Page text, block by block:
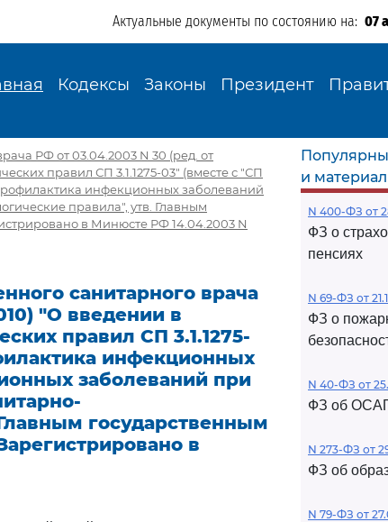
Актуальные документы по состоянию на: 07
Кодексы Законы Президент
РФ от 03.04.2003 N 30 (ред. от
правил СП 3.1.1275-03" (вместе с "СП
инфекционных заболеваний
правила", утв. Главным
в Минюсте РФ 14.04.2003 N
санитарного врача
"О введении в
правил СП 3.1.1275-
инфекционных
заболеваний при
государственным
в
и
N 400-ФЗ от
ФЗ о
пенсиях
N 69-ФЗ от
ФЗ о
N 40-ФЗ от
ФЗ об
N 273-ФЗ от
ФЗ об
N 79-ФЗ от